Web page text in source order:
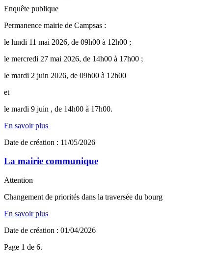
Enquête publique
Permanence mairie de Campsas :
le lundi 11 mai 2026, de 09h00 à 12h00 ;
le mercredi 27 mai 2026, de 14h00 à 17h00 ;
le mardi 2 juin 2026, de 09h00 à 12h00
et
le mardi 9 juin , de 14h00 à 17h00.
En savoir plus
Date de création : 11/05/2026
La mairie communique
Attention
Changement de priorités dans la traversée du bourg
En savoir plus
Date de création : 01/04/2026
Page 1 de 6.